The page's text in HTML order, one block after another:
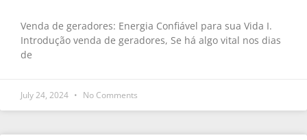
Venda de geradores: Energia Confiável para sua Vida I.
Introdução venda de geradores, Se há algo vital nos dias
de
July 24, 2024 No Comments